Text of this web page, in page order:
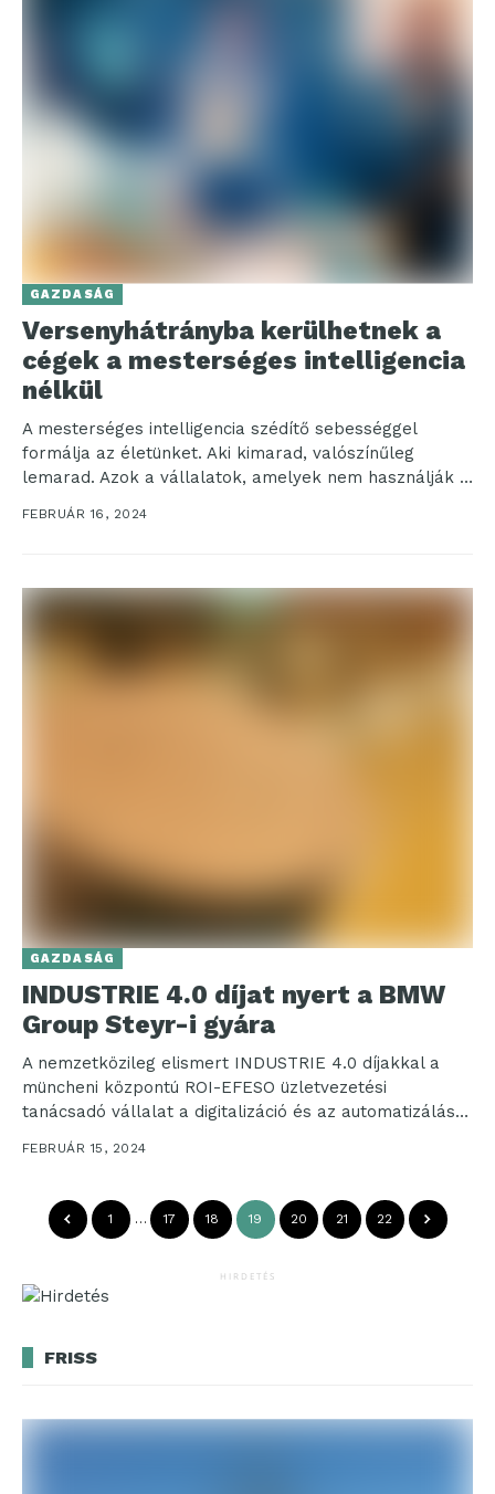
GAZDASÁG
Versenyhátrányba kerülhetnek a
cégek a mesterséges intelligencia
nélkül
A mesterséges intelligencia szédítő sebességgel
formálja az életünket. Aki kimarad, valószínűleg
lemarad. Azok a vállalatok, amelyek nem használják ki
FEBRUÁR 16, 2024
GAZDASÁG
INDUSTRIE 4.0 díjat nyert a BMW
Group Steyr-i gyára
A nemzetközileg elismert INDUSTRIE 4.0 díjakkal a
müncheni központú ROI-EFESO üzletvezetési
tanácsadó vállalat a digitalizáció és az automatizálás
területeinek innovatív megoldásait méltatja. A...
FEBRUÁR 15, 2024
1 … 17 18 19 20 21 22
HIRDETÉS
FRISS